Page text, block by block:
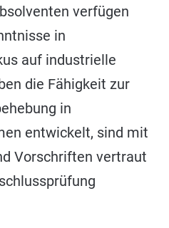
verfügen
in
auf industrielle
die Fähigkeit zur
in
entwickelt, sind mit
Vorschriften vertraut